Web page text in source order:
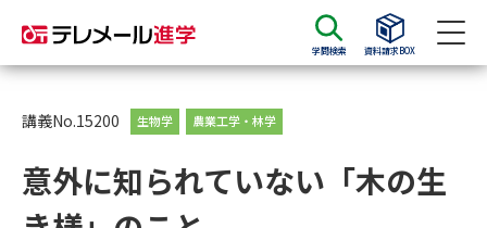
学問検索 資料請求BOX
資料請求
大学・短大の資料種類から請求
講義No.15200 生物学 農業工学・林学
意外に知られていない「木の生